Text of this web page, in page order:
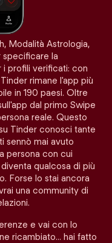
Modalità Astrologia,
specificare la
profili verificati: con
rimane l'app più
in 190 paesi. Oltre
dal primo Swipe
reale. Questo
Tinder conosci tante
sennò mai avuto
persona con cui
qualcosa di più
Forse lo stai ancora
una community di
e vai con lo
ricambiato… hai fatto